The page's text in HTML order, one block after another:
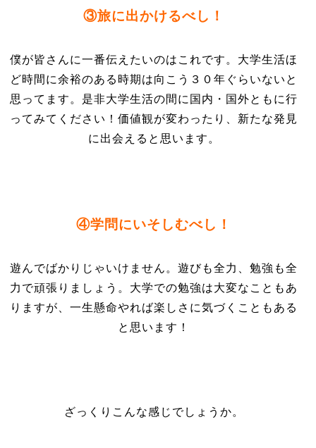
③旅に出かけるべし！
僕が皆さんに一番伝えたいのはこれです。大学生活ほ
ど時間に余裕のある時期は向こう３０年ぐらいないと
思ってます。是非大学生活の間に国内・国外ともに行
ってみてください！価値観が変わったり、新たな発見
に出会えると思います。
④学問にいそしむべし！
遊んでばかりじゃいけません。遊びも全力、勉強も全
力で頑張りましょう。大学での勉強は大変なこともあ
りますが、一生懸命やれば楽しさに気づくこともある
と思います！
ざっくりこんな感じでしょうか。